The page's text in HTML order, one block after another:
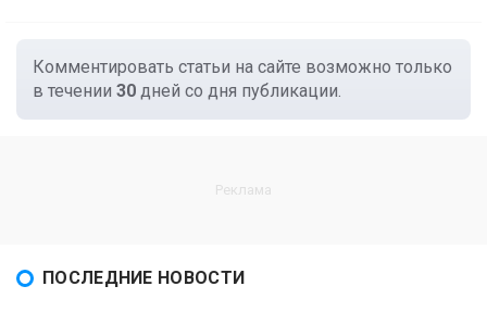
Комментировать статьи на сайте возможно только
в течении 30 дней со дня публикации.
ПОСЛЕДНИЕ НОВОСТИ